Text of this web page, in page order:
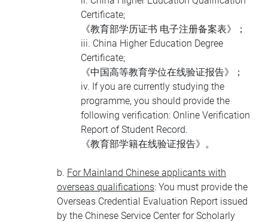
Certificate;
《教育部学历证书 电子注册备案表》；
iii. China Higher Education Degree
Certificate;
《中国高等教育学位在线验证报告》；
iv. If you are currently studying the
programme, you should provide the
following verification: Online Verification
Report of Student Record.
《教育部学籍在线验证报告》。
b. For Mainland Chinese applicants with
overseas qualifications: You must provide the
Overseas Credential Evaluation Report issued
by the Chinese Service Center for Scholarly